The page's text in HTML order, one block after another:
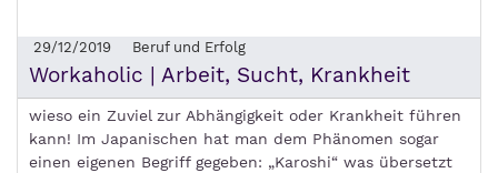
29/12/2019 Beruf und Erfolg
Workaholic | Arbeit, Sucht, Krankheit
wieso ein Zuviel zur Abhängigkeit oder Krankheit führen
kann! Im Japanischen hat man dem Phänomen sogar
einen eigenen Begriff gegeben: „Karoshi“ was übersetzt